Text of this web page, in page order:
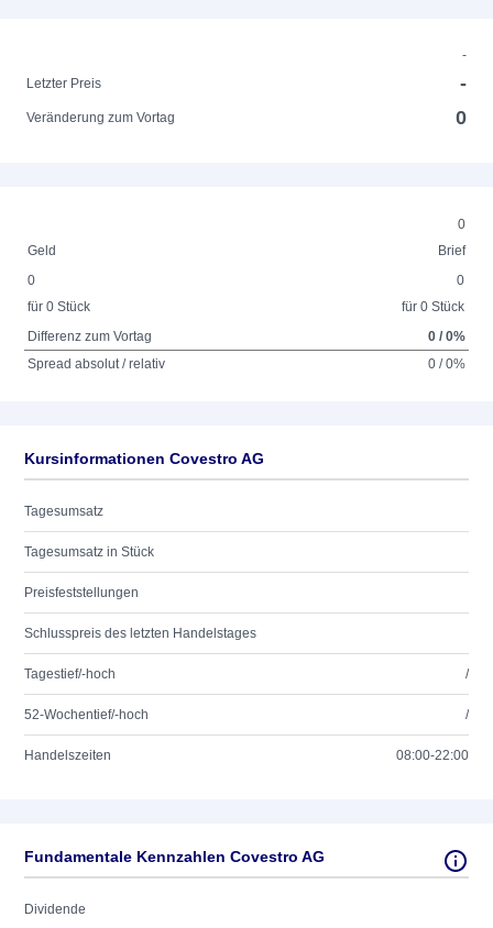
-
Letzter Preis
-
Veränderung zum Vortag 0
0
Geld
Brief
0
für 0 Stück
0
für 0 Stück
Differenz zum Vortag
0 / 0%
Spread absolut / relativ
0 / 0%
Kursinformationen Covestro AG
Tagesumsatz
Tagesumsatz in Stück
Preisfeststellungen
Schlusspreis des letzten Handelstages
Tagestief/-hoch /
52-Wochentief/-hoch /
Handelszeiten 08:00-22:00
Fundamentale Kennzahlen Covestro AG
Dividende